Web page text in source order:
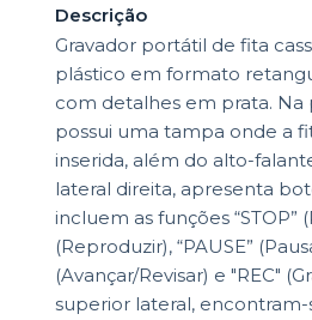
Descrição
Gravador portátil de fita
plástico em formato
com detalhes em prata. Na
possui uma tampa onde a
inserida, além do alto-
lateral direita, apresenta
incluem as funções “STOP”
(Reproduzir), “PAUSE”
(Avançar/Revisar) e "REC"
superior lateral,